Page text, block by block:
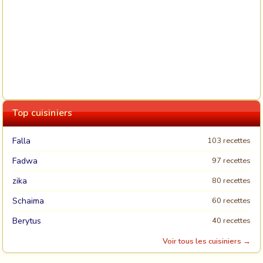
Top cuisiniers
Falla 103 recettes
Fadwa 97 recettes
zika 80 recettes
Schaima 60 recettes
Berytus
40 recettes
Voir tous les cuisiniers →